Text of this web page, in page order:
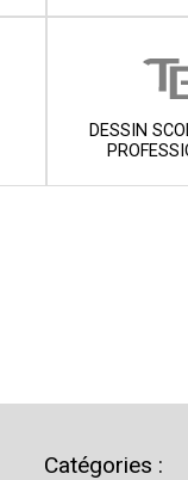
DESSIN
Catégories :